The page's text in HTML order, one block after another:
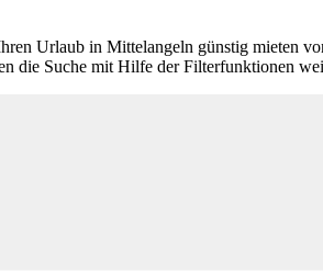
Urlaub in Mittelangeln günstig mieten
die Suche mit Hilfe der Filterfunktionen